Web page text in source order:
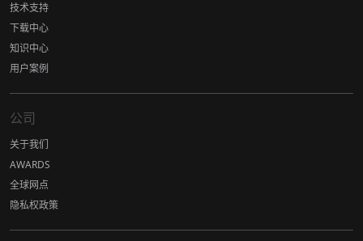
技术支持
下载中心
知识中心
用户案例
公司
关于我们
AWARDS
全球网点
隐私权政策